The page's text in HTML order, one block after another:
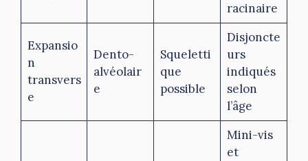
racinaire
Expansio
n
transvers
e
Dento-
alvéolair
e
Squeletti
que
possible
Disjoncte
urs
indiqués
selon
l’âge
Mini-vis
et